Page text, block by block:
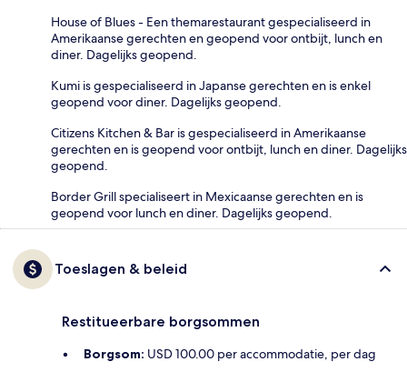
House of Blues - Een themarestaurant gespecialiseerd in
Amerikaanse gerechten en geopend voor ontbijt, lunch en
diner. Dagelijks geopend.
Kumi is gespecialiseerd in Japanse gerechten en is enkel
geopend voor diner. Dagelijks geopend.
Citizens Kitchen & Bar is gespecialiseerd in Amerikaanse
gerechten en is geopend voor ontbijt, lunch en diner. Dagelijks
geopend.
Border Grill specialiseert in Mexicaanse gerechten en is
geopend voor lunch en diner. Dagelijks geopend.
Toeslagen & beleid
Restitueerbare borgsommen
Borgsom: USD 100.00 per accommodatie, per dag